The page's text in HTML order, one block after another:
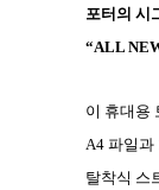
포터의 시
“ALL
이 휴대용
A4 파일과
탈착식 스